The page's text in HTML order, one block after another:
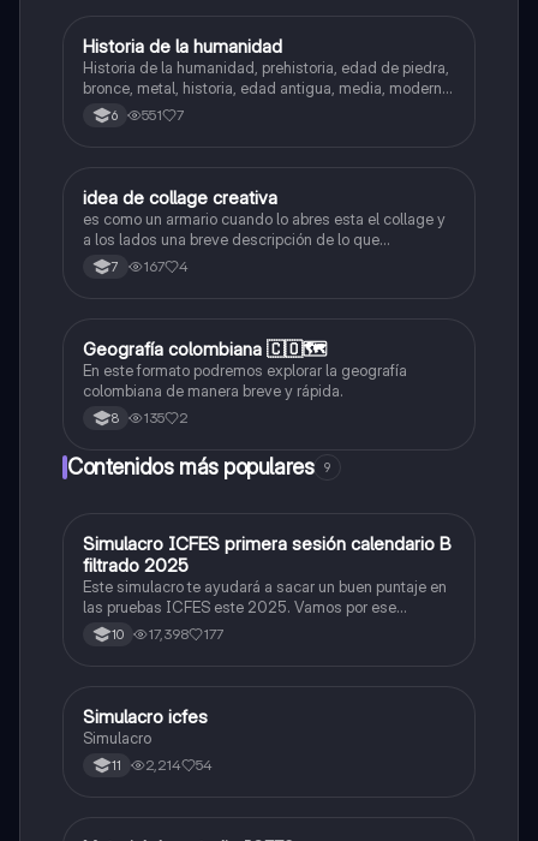
Sociales/Historia
Historia de la humanidad
Historia de la humanidad, prehistoria, edad de piedra,
bronce, metal, historia, edad antigua, media, moderna
y contemporánea.
6 551 7
Sociales/Historia
idea de collage creativa
es como un armario cuando lo abres esta el collage y
a los lados una breve descripción de lo que
representa
7 167 4
Geografía
Geografía colombiana 🇨🇴🗺️
En este formato podremos explorar la geografía
colombiana de manera breve y rápida.
8 135 2
Contenidos más populares 9
ICFES: Matemáticas
Simulacro ICFES primera sesión calendario B
filtrado 2025
Este simulacro te ayudará a sacar un buen puntaje en
las pruebas ICFES este 2025. Vamos por ese
500/500. Y poder ser admitido en la universidad que
quieras, estudiar la carrera que quieres y no la que te
10 17,398 177
ICFES: Lectura Crítica
Simulacro icfes
Simulacro
11 2,214 54